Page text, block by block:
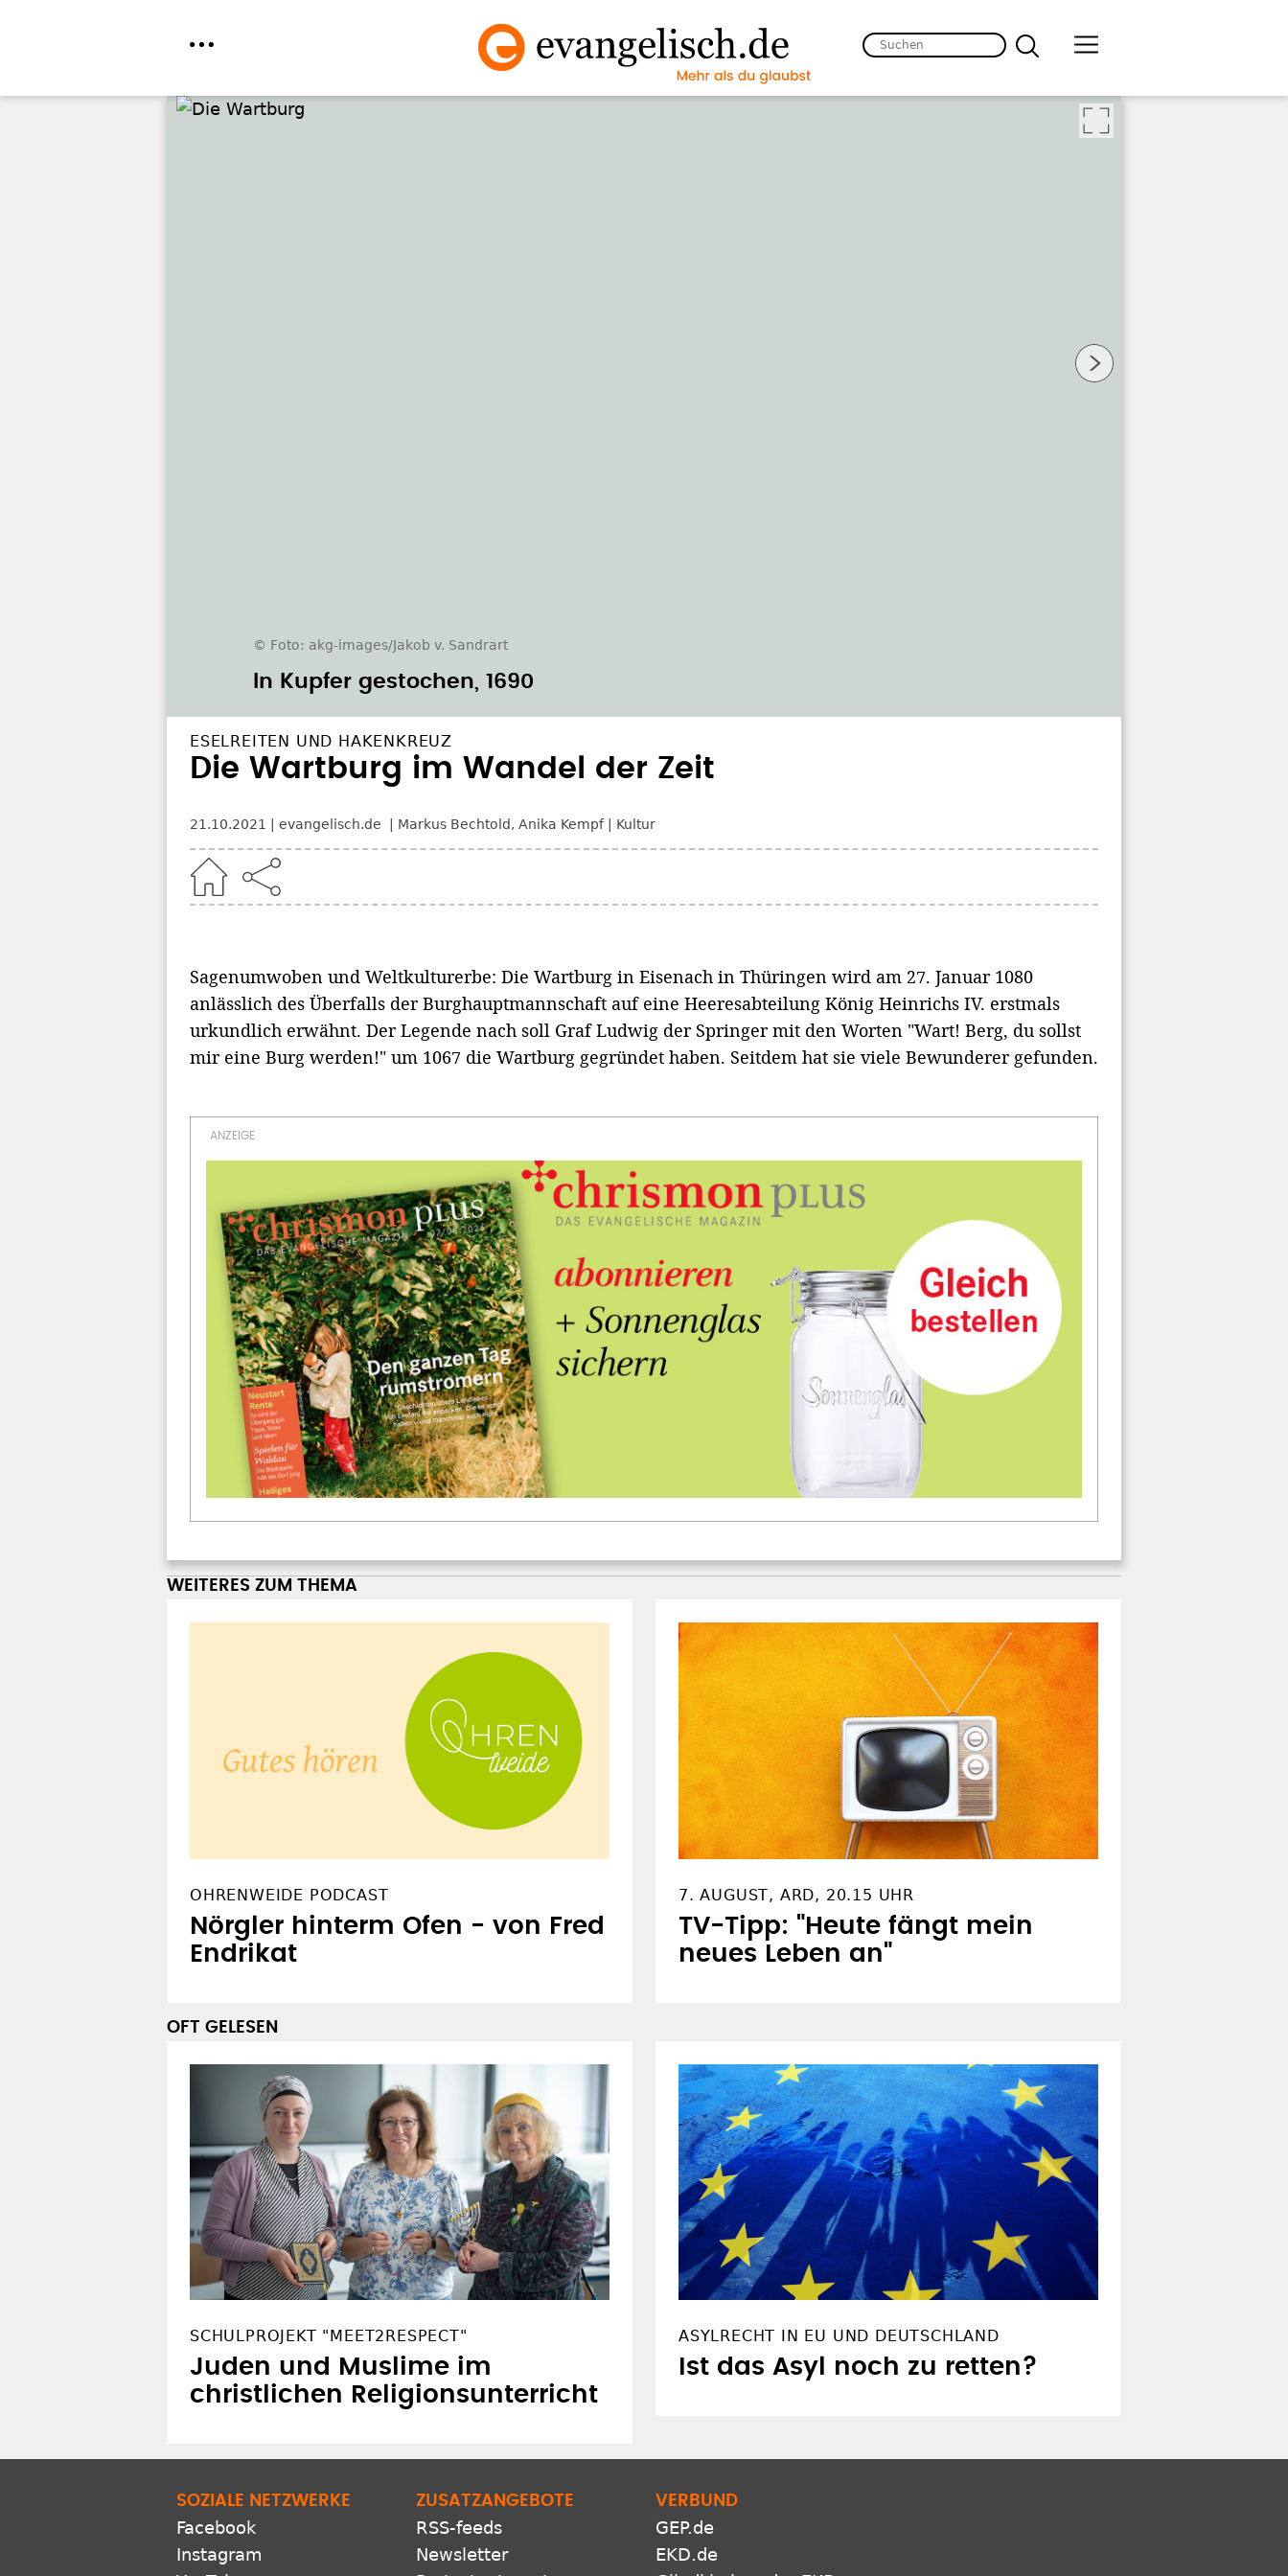
© Foto: akg-images/Jakob v. Sandrart
In Kupfer gestochen, 1690
ESELREITEN UND HAKENKREUZ
Die Wartburg im Wandel der Zeit
21.10.2021 evangelisch.de Markus Bechtold, Anika Kempf Kultur
Sagenumwoben und Weltkulturerbe: Die Wartburg in Eisenach in Thüringen wird am 27. Januar 1080
anlässlich des Überfalls der Burghauptmannschaft auf eine Heeresabteilung König Heinrichs IV. erstmals
urkundlich erwähnt. Der Legende nach soll Graf Ludwig der Springer mit den Worten "Wart! Berg, du sollst
mir eine Burg werden!" um 1067 die Wartburg gegründet haben. Seitdem hat sie viele Bewunderer gefunden.
WEITERES ZUM THEMA
OHRENWEIDE PODCAST
Nörgler hinterm Ofen - von Fred
Endrikat
7. AUGUST, ARD, 20.15 UHR
TV-Tipp: "Heute fängt mein
neues Leben an"
OFT GELESEN
SCHULPROJEKT "MEET2RESPECT"
Juden und Muslime im
christlichen Religionsunterricht
ASYLRECHT IN EU UND DEUTSCHLAND
Ist das Asyl noch zu retten?
SOZIALE NETZWERKE
Facebook
Instagram
ZUSATZANGEBOTE
RSS-feeds
Newsletter
VERBUND
GEP.de
EKD.de